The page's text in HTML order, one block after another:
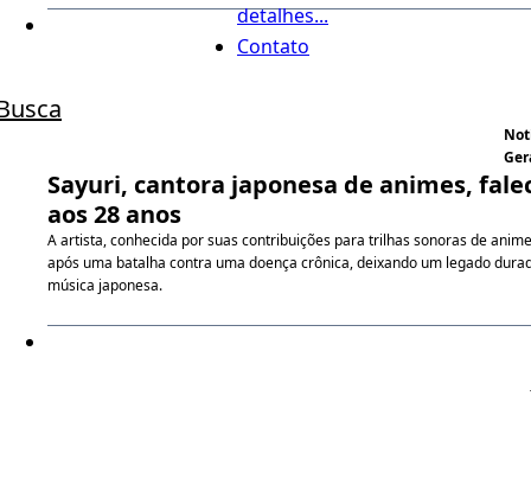
detalhes...
Contato
Sayuri, cantora japonesa de animes,
aos 28 anos
A artista, conhecida por suas contribuições para trilhas sonoras de
após uma batalha contra uma doença crônica, deixando um legado
música japonesa.